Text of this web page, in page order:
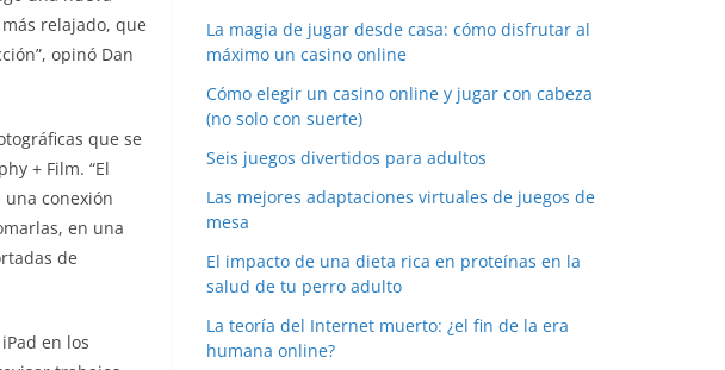
relajado, que
opinó Dan
que se
+ Film. “El
conexión
en una
de
en los
La magia de jugar desde casa: cómo disfrutar al
máximo un casino online
Cómo elegir un casino online y jugar con cabeza
(no solo con suerte)
Seis juegos divertidos para adultos
Las mejores adaptaciones virtuales de juegos de
mesa
El impacto de una dieta rica en proteínas en la
salud de tu perro adulto
La teoría del Internet muerto: ¿el fin de la era
humana online?